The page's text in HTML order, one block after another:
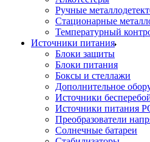
Ручные
Стационарные
Температурный
Источники питания
Блоки защиты
Блоки питания
Боксы и стеллажи
Дополнительное
Источники
Источники питания
Преобразователи
Солнечные батареи